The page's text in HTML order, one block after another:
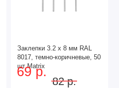
Заклепки 3.2 х 8 мм RAL
8017, темно-коричневые, 50
шт Matrix
69 р.
82 р.